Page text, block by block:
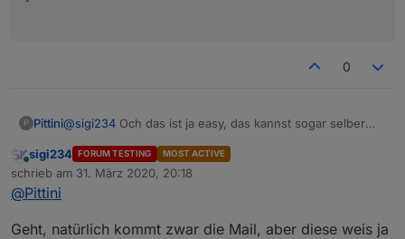
0
P Pittini@sigi234 Och das ist ja easy, das kannst sogar selber
gehen soll:
Bei den Einstellungen ne neue Konstante
if (UseMail){
Online
sigi234 FORUM TESTING MOST ACTIVE
schrieb am 31. März 2020, 20:18
zuletzt editiert von
@Pittini
Geht, natürlich kommt zwar die Mail, aber diese weis ja